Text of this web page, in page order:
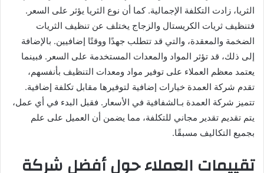
الثريا، زادت التكلفة الإجمالية. كما أن نوع الثريا يؤثر على السعر.
فتنظيف ثريات الكريستال والزجاج يختلف عن تنظيف الثريات
الضخمة والمعقدة، والتي قد تتطلب جهدًا ووقتًا إضافيين. بالإضافة
إلى ذلك، قد تؤثر المواد والمعدات المستخدمة على السعر. فبينما
يعتمد معظم العملاء على توفير مواد ومعدات التنظيف بأنفسهم،
تقدم شركة العمدة خيارات إضافية لتوفيرها مقابل تكلفة إضافية.
تتميز شركة العمدة بـالشفافية في الأسعار. فقبل البدء في أي عمل،
يتم تقديم تقدير مجاني للتكلفة، مما يضمن أن العميل على علم
بجميع التكاليف مسبقًا.
تقييمات العملاء حول أفضل شركة